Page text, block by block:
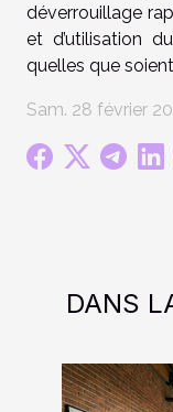
déverrouillage
et d’utilisation
quelles que
Sam. 28 février
DANS